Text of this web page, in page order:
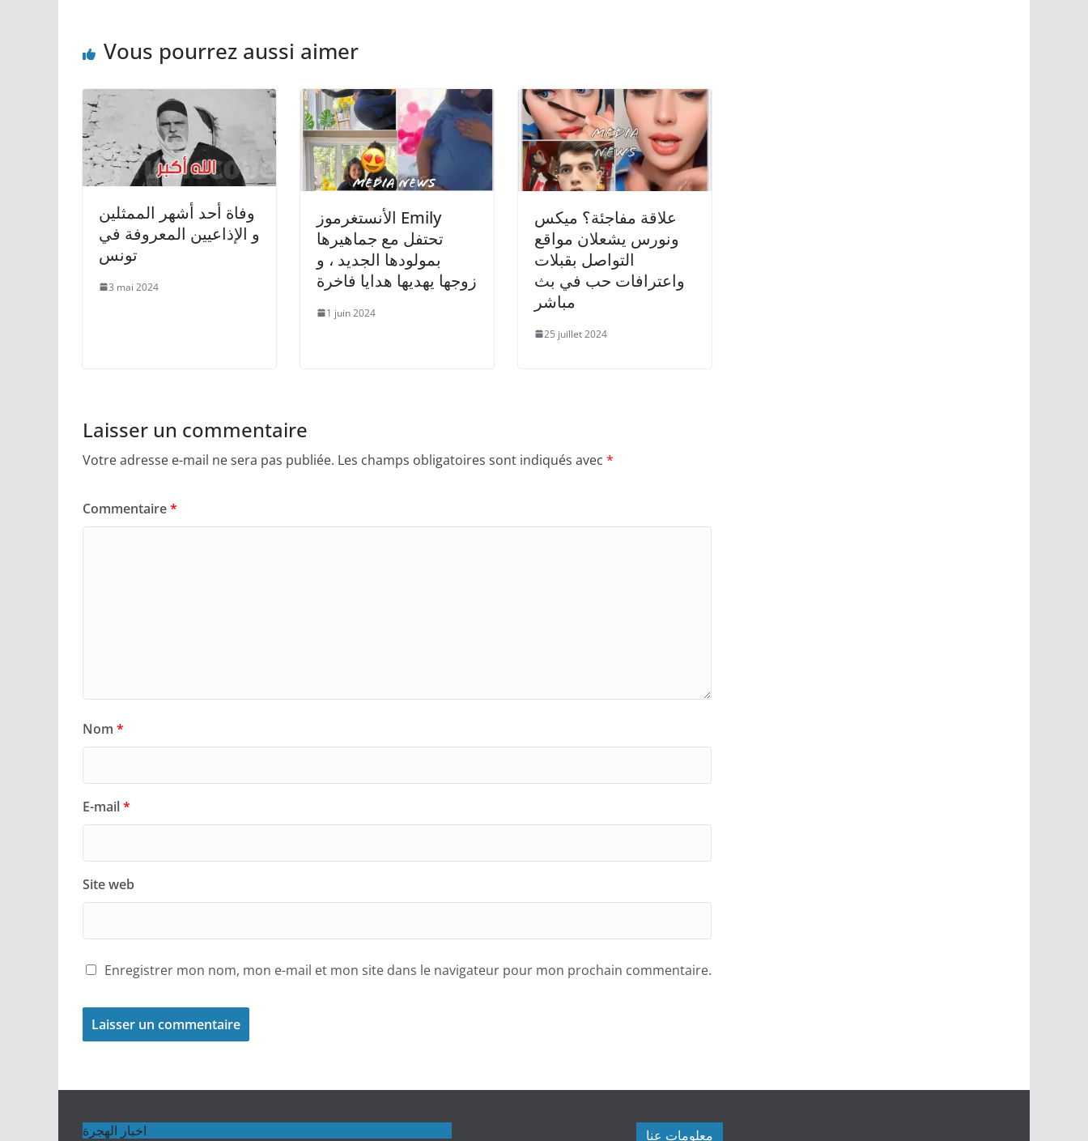
Vous pourrez aussi aimer
وفاة أحد أشهر الممثلين
و الإذاعيين المعروفة في
تونس
3 mai 2024
الأنستغرموز Emily
تحتفل مع جماهيرها
بمولودها الجديد ، و
زوجها يهديها هدايا فاخرة
1 juin 2024
علاقة مفاجئة؟ ميكس
ونورس يشعلان مواقع
التواصل بقبلات
واعترافات حب في بث
مباشر
25 juillet 2024
Laisser un commentaire
Votre adresse e-mail ne sera pas publiée. Les champs obligatoires sont indiqués avec *
Commentaire*
Nom *
E-mail*
Site web
Enregistrer mon nom, mon e-mail et mon site dans le navigateur pour mon prochain commentaire.
اخبار الهجرة معلومات عنا